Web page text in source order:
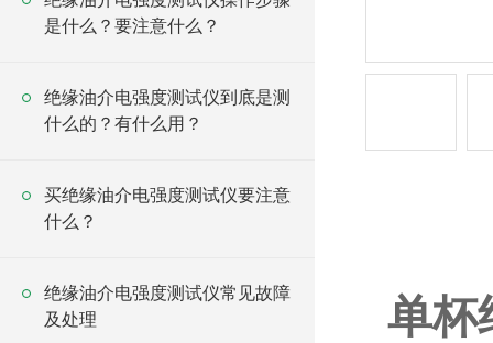
是什么？要注意什么？
绝缘油介电强度测试仪到底是测
什么的？有什么用？
买绝缘油介电强度测试仪要注意
什么？
绝缘油介电强度测试仪常见故障
及处理
单杯